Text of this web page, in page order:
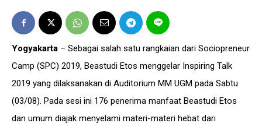
Yogyakarta – Sebagai salah satu rangkaian dari Sociopreneur
Camp (SPC) 2019, Beastudi Etos menggelar Inspiring Talk
2019 yang dilaksanakan di Auditorium MM UGM pada Sabtu
(03/08). Pada sesi ini 176 penerima manfaat Beastudi Etos
dan umum diajak menyelami materi-materi hebat dari